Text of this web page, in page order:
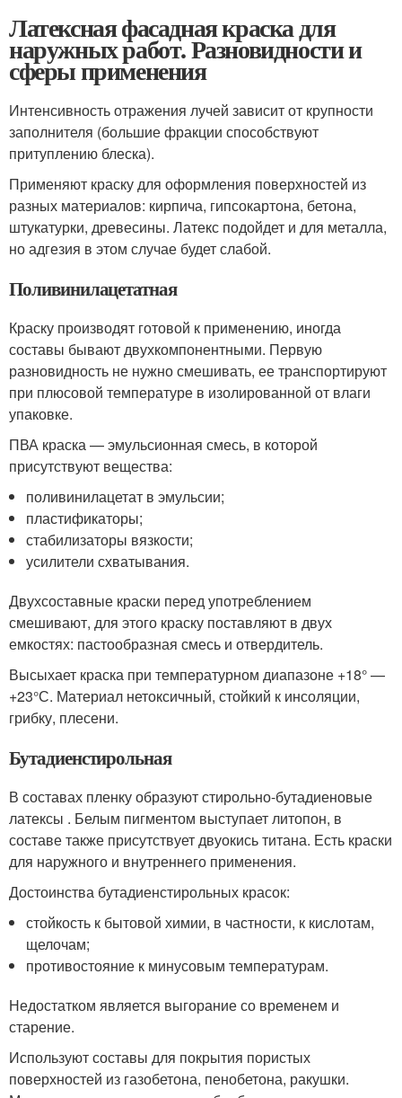
Латексная фасадная краска для
наружных работ. Разновидности и
сферы применения
Интенсивность отражения лучей зависит от крупности
заполнителя (большие фракции способствуют
притуплению блеска).
Применяют краску для оформления поверхностей из
разных материалов: кирпича, гипсокартона, бетона,
штукатурки, древесины. Латекс подойдет и для металла,
но адгезия в этом случае будет слабой.
Поливинилацетатная
Краску производят готовой к применению, иногда
составы бывают двухкомпонентными. Первую
разновидность не нужно смешивать, ее транспортируют
при плюсовой температуре в изолированной от влаги
упаковке.
ПВА краска — эмульсионная смесь, в которой
присутствуют вещества:
поливинилацетат в эмульсии;
пластификаторы;
стабилизаторы вязкости;
усилители схватывания.
Двухсоставные краски перед употреблением
смешивают, для этого краску поставляют в двух
емкостях: пастообразная смесь и отвердитель.
Высыхает краска при температурном диапазоне +18° —
+23°С. Материал нетоксичный, стойкий к инсоляции,
грибку, плесени.
Бутадиенстирольная
В составах пленку образуют стирольно-бутадиеновые
латексы . Белым пигментом выступает литопон, в
составе также присутствует двуокись титана. Есть краски
для наружного и внутреннего применения.
Достоинства бутадиенстирольных красок:
стойкость к бытовой химии, в частности, к кислотам,
щелочам;
противостояние к минусовым температурам.
Недостатком является выгорание со временем и
старение.
Используют составы для покрытия пористых
поверхностей из газобетона, пенобетона, ракушки.